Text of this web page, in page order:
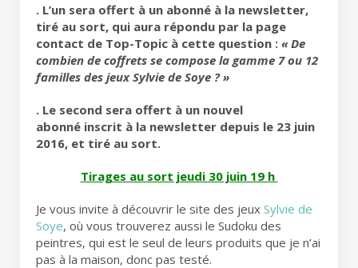
. L’un sera offert à un abonné à la newsletter,
tiré au sort, qui aura répondu par la page
contact de Top-Topic à cette question : « De
combien de coffrets se compose la gamme 7 ou 12
familles des jeux Sylvie de Soye ? »
. Le second sera offert à un nouvel
abonné inscrit à la newsletter depuis le 23 juin
2016, et tiré au sort.
Tirages au sort jeudi 30 juin 19 h
Je vous invite à découvrir le site des jeux Sylvie de
Soye, où vous trouverez aussi le Sudoku des
peintres, qui est le seul de leurs produits que je n’ai
pas à la maison, donc pas testé.